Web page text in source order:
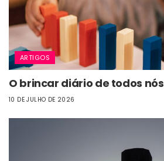
ARTIGOS
O brincar diário de todos nós
10 DE JULHO DE 2026